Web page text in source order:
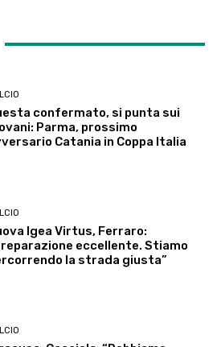
confermato, si punta sui
Parma, prossimo
Catania in Coppa Italia
Igea Virtus, Ferraro:
eccellente. Stiamo
la strada giusta”